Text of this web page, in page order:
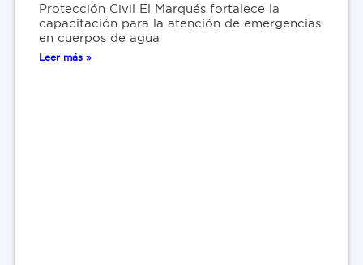
Protección Civil El Marqués fortalece la
capacitación para la atención de emergencias
en cuerpos de agua
Leer más »